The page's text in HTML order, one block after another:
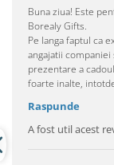
Buna ziua! Este
Borealy Gifts.
Pe langa faptul ca
angajatii
prezentare a
foarte inalte,
Raspunde
A fost util acest